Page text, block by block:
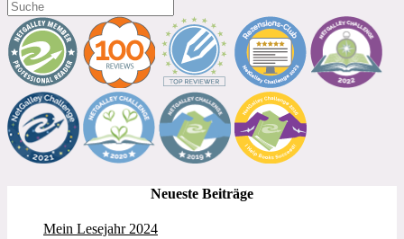
Neueste Beiträge
Mein Lesejahr 2024